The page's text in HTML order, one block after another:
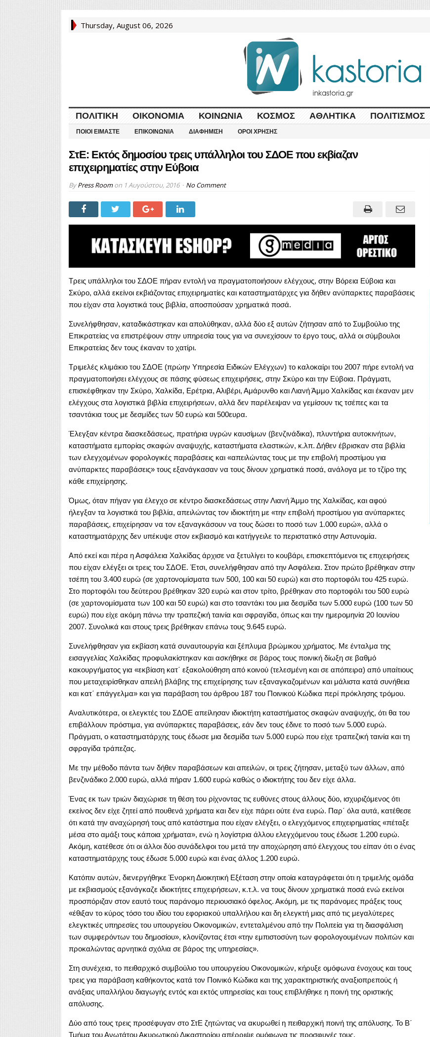
Thursday, August 06, 2026
ΠΟΛΙΤΙΚΉ ΟΙΚΟΝΟΜΊΑ ΚΟΙΝΩΝΊΑ ΚΌΣΜΟΣ ΑΘΛΗΤΙΚΆ ΠΟΛΙΤΙΣΜΌΣ
ΠΟΙΟΙ ΕΊΜΑΣΤΕ ΕΠΙΚΟΙΝΩΝΊΑ ΔΙΑΦΉΜΙΣΗ ΌΡΟΙ ΧΡΉΣΗΣ
ΣτΕ: Εκτός δημοσίου τρεις υπάλληλοι του ΣΔΟΕ που εκβίαζαν
επιχειρηματίες στην Εύβοια
ByPress Roomon 1 Αυγούστου, 2016 No Comment
Τρεις υπάλληλοι του ΣΔΟΕ πήραν εντολή να πραγματοποιήσουν ελέγχους, στην Βόρεια Εύβοια και
Σκύρο, αλλά εκείνοι εκβιάζοντας επιχειρηματίες και καταστηματάρχες για δήθεν ανύπαρκτες παραβάσεις
που είχαν στα λογιστικά τους βιβλία, αποσπούσαν χρηματικά ποσά.
Συνελήφθησαν, καταδικάστηκαν και απολύθηκαν, αλλά δύο εξ αυτών ζήτησαν από το Συμβούλιο της
Επικρατείας να επιστρέψουν στην υπηρεσία τους για να συνεχίσουν το έργο τους, αλλά οι σύμβουλοι
Επικρατείας δεν τους έκαναν το χατίρι.
Τριμελές κλιμάκιο του ΣΔΟΕ (πρώην Υπηρεσία Ειδικών Ελέγχων) το καλοκαίρι του 2007 πήρε εντολή να
πραγματοποιήσει ελέγχους σε πάσης φύσεως επιχειρήσεις, στην Σκύρο και την Εύβοια. Πράγματι,
επισκέφθηκαν την Σκύρο, Χαλκίδα, Ερέτρια, Αλιβέρι, Αμάρυνθο και Λιανή Άμμο Χαλκίδας και έκαναν μεν
ελέγχους στα λογιστικά βιβλία επιχειρήσεων, αλλά δεν παρέλειψαν να γεμίσουν τις τσέπες και τα
τσαντάκια τους με δεσμίδες των 50 ευρώ και 500ευρα.
Έλεγξαν κέντρα διασκεδάσεως, πρατήρια υγρών καυσίμων (βενζινάδικα), πλυντήρια αυτοκινήτων,
καταστήματα εμπορίας σκαφών αναψυχής, καταστήματα ελαστικών, κ.λπ. Δήθεν έβρισκαν στα βιβλία
των ελεγχομένων φορολογικές παραβάσεις και «απειλώντας τους με την επιβολή προστίμου για
ανύπαρκτες παραβάσεις» τους εξανάγκασαν να τους δίνουν χρηματικά ποσά, ανάλογα με το τζίρο της
κάθε επιχείρησης.
Όμως, όταν πήγαν για έλεγχο σε κέντρο διασκεδάσεως στην Λιανή Άμμο της Χαλκίδας, και αφού
ήλεγξαν τα λογιστικά του βιβλία, απειλώντας τον ιδιοκτήτη με «την επιβολή προστίμου για ανύπαρκτες
παραβάσεις, επιχείρησαν να τον εξαναγκάσουν να τους δώσει το ποσό των 1.000 ευρώ», αλλά ο
καταστηματάρχης δεν υπέκυψε στον εκβιασμό και κατήγγειλε το περιστατικό στην Αστυνομία.
Από εκεί και πέρα η Ασφάλεια Χαλκίδας άρχισε να ξετυλίγει το κουβάρι, επισκεπτόμενοι τις επιχειρήσεις
που είχαν ελέγξει οι τρεις του ΣΔΟΕ. Έτσι, συνελήφθησαν από την Ασφάλεια. Στον πρώτο βρέθηκαν στην
τσέπη του 3.400 ευρώ (σε χαρτονομίσματα των 500, 100 και 50 ευρώ) και στο πορτοφόλι του 425 ευρώ.
Στο πορτοφόλι του δεύτερου βρέθηκαν 320 ευρώ και στον τρίτο, βρέθηκαν στο πορτοφόλι του 500 ευρώ
(σε χαρτονομίσματα των 100 και 50 ευρώ) και στο τσαντάκι του μια δεσμίδα των 5.000 ευρώ (100 των 50
ευρώ) που είχε ακόμη πάνω την τραπεζική ταινία και σφραγίδα, όπως και την ημερομηνία 20 Ιουνίου
2007. Συνολικά και στους τρεις βρέθηκαν επάνω τους 9.645 ευρώ.
Συνελήφθησαν για εκβίαση κατά συναυτουργία και ξέπλυμα βρώμικου χρήματος. Με ένταλμα της
εισαγγελίας Χαλκίδας προφυλακίστηκαν και ασκήθηκε σε βάρος τους ποινική δίωξη σε βαθμό
κακουργήματος για «εκβίαση κατ΄ εξακολούθηση από κοινού (τελεσμένη και σε απόπειρα) από υπαίτιους
που μεταχειρίσθηκαν απειλή βλάβης της επιχείρησης των εξαναγκαζομένων και μάλιστα κατά συνήθεια
και κατ΄ επάγγελμα» και για παράβαση του άρθρου 187 του Ποινικού Κώδικα περί πρόκλησης τρόμου.
Αναλυτικότερα, οι ελεγκτές του ΣΔΟΕ απείλησαν ιδιοκτήτη καταστήματος σκαφών αναψυχής, ότι θα του
επιβάλλουν πρόστιμα, για ανύπαρκτες παραβάσεις, εάν δεν τους έδινε το ποσό των 5.000 ευρώ.
Πράγματι, ο καταστηματάρχης τους έδωσε μια δεσμίδα των 5.000 ευρώ που είχε τραπεζική ταινία και τη
σφραγίδα τράπεζας.
Με την μέθοδο πάντα των δήθεν παραβάσεων και απειλών, οι τρεις ζήτησαν, μεταξύ των άλλων, από
βενζινάδικο 2.000 ευρώ, αλλά πήραν 1.600 ευρώ καθώς ο ιδιοκτήτης του δεν είχε άλλα.
Ένας εκ των τριών διαχώρισε τη θέση του ρίχνοντας τις ευθύνες στους άλλους δύο, ισχυριζόμενος ότι
εκείνος δεν είχε ζητεί από πουθενά χρήματα και δεν είχε πάρει ούτε ένα ευρώ. Παρ΄ όλα αυτά, κατέθεσε
ότι κατά την αναχώρησή τους από κατάστημα που είχαν ελέγξει, ο ελεγχόμενος επιχειρηματίας «πέταξε
μέσα στο αμάξι τους κάποια χρήματα», ενώ η λογίστρια άλλου ελεγχόμενου τους έδωσε 1.200 ευρώ.
Ακόμη, κατέθεσε ότι οι άλλοι δύο συνάδελφοι του μετά την αποχώρηση από έλεγχους του είπαν ότι ο ένας
καταστηματάρχης τους έδωσε 5.000 ευρώ και ένας άλλος 1.200 ευρώ.
Κατόπιν αυτών, διενεργήθηκε Ένορκη Διοικητική Εξέταση στην οποία καταγράφεται ότι η τριμελής ομάδα
με εκβιασμούς εξανάγκαζε ιδιοκτήτες επιχειρήσεων, κ.τ.λ. να τους δίνουν χρηματικά ποσά ενώ εκείνοι
προσπόριζαν στον εαυτό τους παράνομο περιουσιακό όφελος. Ακόμη, με τις παράνομες πράξεις τους
«έθιξαν το κύρος τόσο του ιδίου του εφοριακού υπαλλήλου και δη ελεγκτή μιας από τις μεγαλύτερες
ελεγκτικές υπηρεσίες του υπουργείου Οικονομικών, εντεταλμένου από την Πολιτεία για τη διασφάλιση
των συμφερόντων του δημοσίου», κλονίζοντας έτσι «την εμπιστοσύνη των φορολογουμένων πολιτών και
προκαλώντας αρνητικά σχόλια σε βάρος της υπηρεσίας».
Στη συνέχεια, το πειθαρχικό συμβούλιο του υπουργείου Οικονομικών, κήρυξε ομόφωνα ένοχους και τους
τρεις για παράβαση καθήκοντος κατά τον Ποινικό Κώδικα και της χαρακτηριστικής αναξιοπρεπούς ή
ανάξιας υπαλλήλου διαγωγής εντός και εκτός υπηρεσίας και τους επιβλήθηκε η ποινή της οριστικής
απόλυσης.
Δύο από τους τρεις προσέφυγαν στο ΣτΕ ζητώντας να ακυρωθεί η πειθαρχική ποινή της απόλυσης. Το Β΄
Τμήμα του Ανωτάτου Ακυρωτικού Δικαστηρίου απέρριψε ομόφωνα τις προσφυγές τους.